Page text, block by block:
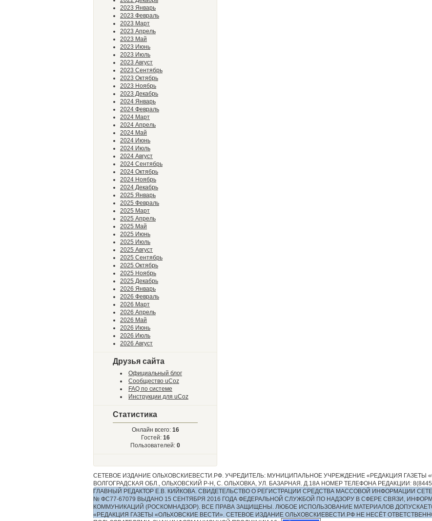
2023 Январь
2023 Февраль
2023 Март
2023 Апрель
2023 Май
2023 Июнь
2023 Июль
2023 Август
2023 Сентябрь
2023 Октябрь
2023 Ноябрь
2023 Декабрь
2024 Январь
2024 Февраль
2024 Март
2024 Апрель
2024 Май
2024 Июнь
2024 Июль
2024 Август
2024 Сентябрь
2024 Октябрь
2024 Ноябрь
2024 Декабрь
2025 Январь
2025 Февраль
2025 Март
2025 Апрель
2025 Май
2025 Июнь
2025 Июль
2025 Август
2025 Сентябрь
2025 Октябрь
2025 Ноябрь
2025 Декабрь
2026 Январь
2026 Февраль
2026 Март
2026 Апрель
2026 Май
2026 Июнь
2026 Июль
2026 Август
Друзья сайта
Официальный блог
Сообщество uCoz
FAQ по системе
Инструкции для uCoz
Статистика
Онлайн всего: 16
Гостей: 16
Пользователей: 0
СЕТЕВОЕ ИЗДАНИЕ ОЛЬХОВСКИЕВЕСТИ.РФ. УЧРЕДИТЕЛЬ: МУНИЦИПАЛЬНОЕ УЧРЕЖДЕНИЕ «РЕДАКЦИЯ ГАЗЕТЫ
ВОЛГОГРАДСКАЯ ОБЛ., ОЛЬХОВСКИЙ Р-Н, С. ОЛЬХОВКА, УЛ. БАЗАРНАЯ. Д.18А НОМЕР ТЕЛЕФОНА РЕДАКЦИИ:
ГЛАВНЫЙ РЕДАКТОР Е.В. КИЙКОВА. СВИДЕТЕЛЬСТВО О РЕГИСТРАЦИИ СРЕДСТВА МАССОВОЙ ИНФОРМАЦИИ
№ ФС77-67079 ВЫДАНО 15 СЕНТЯБРЯ 2016 ГОДА ФЕДЕРАЛЬНОЙ СЛУЖБОЙ ПО НАДЗОРУ В СФЕРЕ СВЯЗИ,
КОММУНИКАЦИЙ (РОСКОМНАДЗОР). ВСЕ ПРАВА ЗАЩИЩЕНЫ. ЛЮБОЕ ИСПОЛЬЗОВАНИЕ МАТЕРИАЛОВ
«РЕДАКЦИЯ ГАЗЕТЫ «ОЛЬХОВСКИЕ ВЕСТИ». СЕТЕВОЕ ИЗДАНИЕ ОЛЬХОВСКИЕВЕСТИ.РФ НЕ НЕСЁТ